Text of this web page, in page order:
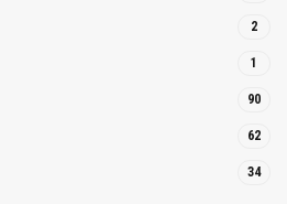
2
1
90
62
34